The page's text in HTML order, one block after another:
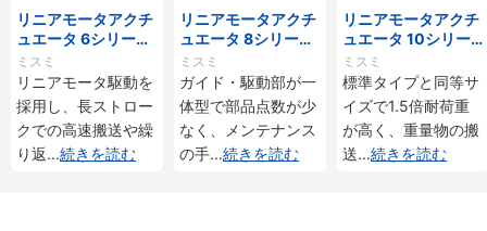
リニアモータアクチ
ュエータ 6シリーズ
標準タイプ インクリ
メンタル・アブソリ
ュート仕様
ミスミ
リニアモータ駆動を
採用し、長ストロー
クでの高速搬送や繰
り返...続きを読む
リニアモータアクチ
ュエータ 8シリーズ
標準タイプ インクリ
メンタル・アブソリ
ュート仕様
ミスミ
ガイド・駆動部が一
体型で部品点数が少
なく、メンテナンス
の手...続きを読む
リニアモータアクチ
ュエータ 10シリー
ズ 標準タイプ 重荷
重 インクリメンタ
ル・アブソリュート
仕様
ミスミ
標準タイプと同等サ
イズで1.5倍耐荷重
が高く、重量物の搬
送...続きを読む